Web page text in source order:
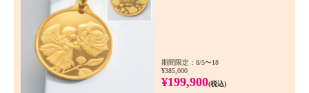
期間限定：8/5〜18
¥385,000
¥199,900(税込)